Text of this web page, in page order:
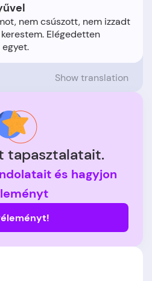
nem csúszott, nem izzadt
Elégedetten
Show translation
tapasztalatait.
és hagyjon